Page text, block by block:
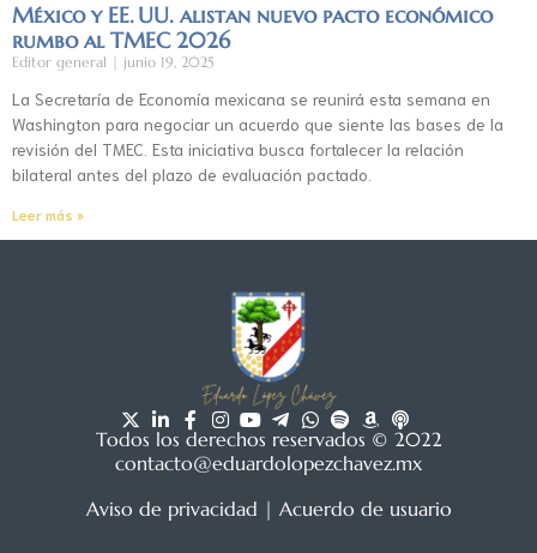
México y EE. UU. alistan nuevo pacto económico
rumbo al TMEC 2026
Editor general junio 19, 2025
La Secretaría de Economía mexicana se reunirá esta semana en
Washington para negociar un acuerdo que siente las bases de la
revisión del TMEC. Esta iniciativa busca fortalecer la relación
bilateral antes del plazo de evaluación pactado.
Leer más »
Todos los derechos reservados © 2022
contacto@eduardolopezchavez.mx
Aviso de privacidad | Acuerdo de usuario